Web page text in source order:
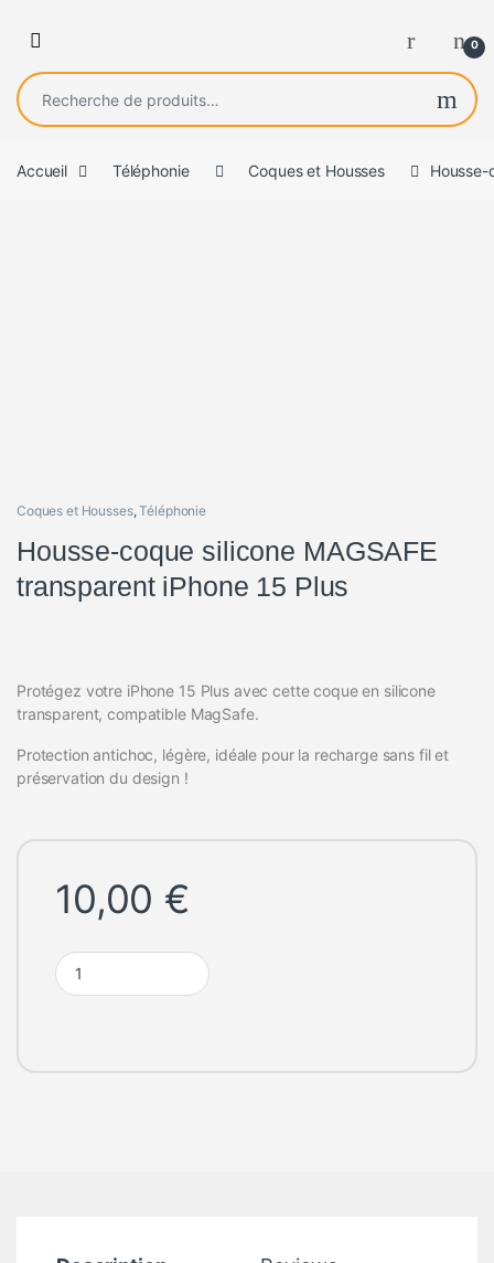
0
Recherche pour :
Accueil Téléphonie Coques et Housses Housse-
Coques et Housses,Téléphonie
Housse-coque silicone MAGSAFE
transparent iPhone 15 Plus
Protégez votre iPhone 15 Plus avec cette coque en silicone
transparent, compatible MagSafe.
Protection antichoc, légère, idéale pour la recharge sans fil et
préservation du design !
10,00 €
Housse-coque silicone MAGSAFE transparent iPhone 15 Plus